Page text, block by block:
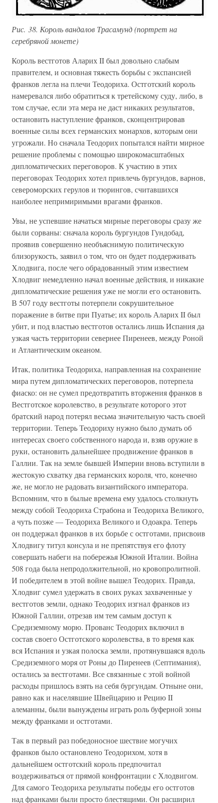
Рис. 38. Король вандалов Трасамунд (портрет на
серебряной монете)
Король вестготов Аларих II был довольно слабым
правителем, и основная тяжесть борьбы с экспансией
франков легла на плечи Теодориха. Остготский король
намеревался либо обратиться к третейскому суду, либо, в
том случае, если эта мера не даст никаких результатов,
остановить наступление франков, сконцентрировав
военные силы всех германских монархов, которым они
угрожали. Но сначала Теодорих попытался найти мирное
решение проблемы с помощью широкомасштабных
дипломатических переговоров. К участию в этих
переговорах Теодорих хотел привлечь бургундов, варнов,
североморских герулов и тюрингов, считавшихся
наиболее непримиримыми врагами франков.
Увы, не успевшие начаться мирные переговоры сразу же
были сорваны: сначала король бургундов Гундобад,
проявив совершенно необъяснимую политическую
близорукость, заявил о том, что он будет поддерживать
Хлодвига, после чего обрадованный этим известием
Хлодвиг немедленно начал военные действия, и никакие
дипломатические решения уже не могли его остановить.
В 507 году вестготы потерпели сокрушительное
поражение в битве при Пуатье; их король Аларих II был
убит, и под властью вестготов остались лишь Испания да
узкая часть территории севернее Пиренеев, между Роной
и Атлантическим океаном.
Итак, политика Теодориха, направленная на сохранение
мира путем дипломатических переговоров, потерпела
фиаско: он не сумел предотвратить вторжения франков в
Вестготское королевство, в результате которого этот
братский народ потерял весьма значительную часть своей
территории. Теперь Теодориху нужно было думать об
интересах своего собственного народа и, взяв оружие в
руки, остановить дальнейшее продвижение франков в
Галлии. Так на земле бывшей Империи вновь вступили в
жестокую схватку два германских короля, что, конечно
же, не могло не радовать византийского императора.
Вспомним, что в былые времена ему удалось столкнуть
между собой Теодориха Страбона и Теодориха Великого,
а чуть позже — Теодориха Великого и Одоакра. Теперь
он поддержал франков в их борьбе с остготами, присвоив
Хлодвигу титул консула и не препятствуя его флоту
совершать набеги на побережья Южной Италии. Война
508 года была непродолжительной, но кровопролитной.
И победителем в этой войне вышел Теодорих. Правда,
Хлодвиг сумел удержать в своих руках захваченные у
вестготов земли, однако Теодорих изгнал франков из
Южной Галлии, отрезав им тем самым доступ к
Средиземному морю. Прованс Теодорих включил в
состав своего Остготского королевства, в то время как
вся Испания и узкая полоска земли, протянувшаяся вдоль
Средиземного моря от Роны до Пиренеев (Септимания),
остались за вестготами. Все связанные с этой войной
расходы пришлось взять на себя бургундам. Отныне они,
равно как и населявшие Швейцарию и Рецию II
алеманны, были вынуждены играть роль буферной зоны
между франками и остготами.
Так в первый раз победоносное шествие могучих
франков было остановлено Теодорихом, хотя в
дальнейшем остготский король предпочитал
воздерживаться от прямой конфронтации с Хлодвигом.
Для самого Теодориха результаты победы его остготов
над франками были просто блестящими. Он расширил